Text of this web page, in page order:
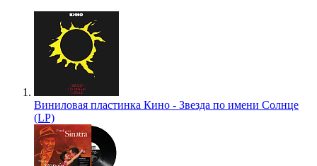
Виниловая пластинка Кино - Звезда по имени Солнце
(LP)